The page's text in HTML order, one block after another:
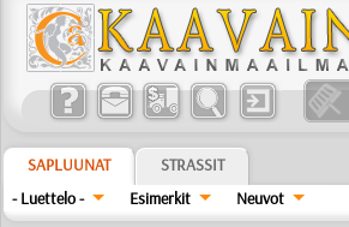
SAPLUUNAT
STRASSIT
- Luettelo -
Esimerkit Neuvot